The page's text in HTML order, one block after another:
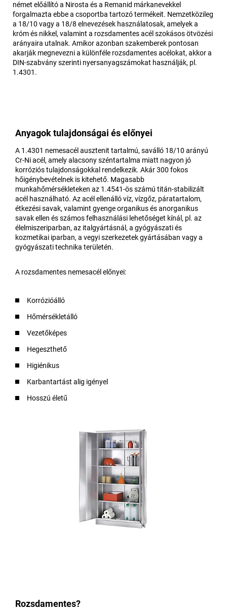
német előállító a Nirosta és a Remanid márkanevekkel
forgalmazta ebbe a csoportba tartozó termékeit. Nemzetközileg
a 18/10 vagy a 18/8 elnevezések használatosak, amelyek a
króm és nikkel, valamint a rozsdamentes acél szokásos ötvözési
arányaira utalnak. Amikor azonban szakemberek pontosan
akarják megnevezni a különféle rozsdamentes acélokat, akkor a
DIN-szabvány szerinti nyersanyagszámokat használják, pl.
1.4301.
Anyagok tulajdonságai és előnyei
A 1.4301 nemesacél ausztenit tartalmú, saválló 18/10 arányú
Cr-Ni acél, amely alacsony széntartalma miatt nagyon jó
korróziós tulajdonságokkal rendelkezik. Akár 300 fokos
hőigénybevételnek is kitehető. Magasabb
munkahőmérsékleteken az 1.4541-ös számú titán-stabilizált
acél használható. Az acél ellenálló víz, vízgőz, páratartalom,
étkezési savak, valamint gyenge organikus és anorganikus
savak ellen és számos felhasználási lehetőséget kínál, pl. az
élelmiszeriparban, az italgyártásnál, a gyógyászati és
kozmetikai iparban, a vegyi szerkezetek gyártásában vagy a
gyógyászati technika területén.
A rozsdamentes nemesacél előnyei:
Korrózióálló
Hőmérsékletálló
Vezetőképes
Hegeszthető
Higiénikus
Karbantartást alig igényel
Hosszú életű
Rozsdamentes?